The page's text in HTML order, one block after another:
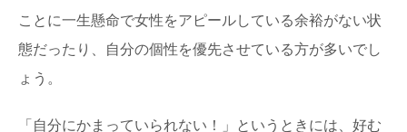
ことに一生懸命で女性をアピールしている余裕がない状
態だったり、自分の個性を優先させている方が多いでし
ょう。
「自分にかまっていられない！」というときには、好む